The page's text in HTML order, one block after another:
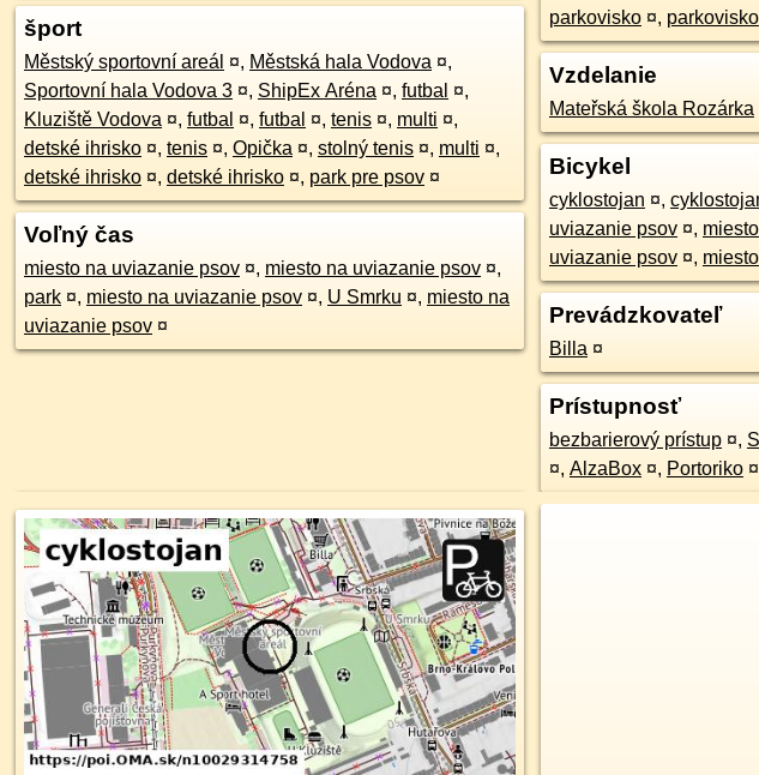
šport
Městský sportovní areál ¤, Městská hala Vodova ¤,
Sportovní hala Vodova 3 ¤, ShipEx Aréna ¤, futbal ¤,
Kluziště Vodova ¤, futbal ¤, futbal ¤, tenis ¤, multi ¤,
detské ihrisko ¤, tenis ¤, Opička ¤, stolný tenis ¤, multi ¤,
detské ihrisko ¤, detské ihrisko ¤, park pre psov ¤
Voľný čas
miesto na uviazanie psov ¤, miesto na uviazanie psov ¤,
park ¤, miesto na uviazanie psov ¤, U Smrku ¤, miesto na
uviazanie psov ¤
parkovisko ¤, parkovisko
Vzdelanie
Mateřská škola Rozárka
Bicykel
cyklostojan ¤,
uviazanie psov ¤,
uviazanie psov ¤,
Prevádzkovateľ
Billa ¤
Prístupnosť
bezbarierový prístup ¤,
¤, AlzaBox ¤, Portoriko ¤